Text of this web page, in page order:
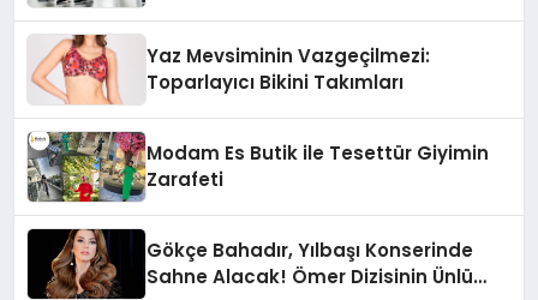
Yaz Mevsiminin Vazgeçilmezi:
Toparlayıcı Bikini Takımları
Modam Es Butik ile Tesettür Giyimin
Zarafeti
Gökçe Bahadır, Yılbaşı Konserinde
Sahne Alacak! Ömer Dizisinin Ünlü